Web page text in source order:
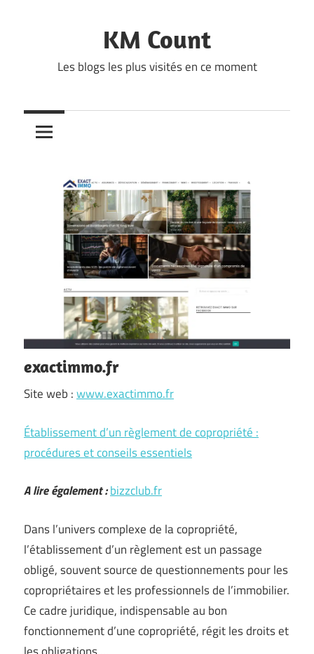
KM Count
Les blogs les plus visités en ce moment
exactimmo.fr
Site web :www.exactimmo.fr
Établissement d’un règlement de copropriété :
procédures et conseils essentiels
A lire également :bizzclub.fr
Dans l’univers complexe de la copropriété,
l’établissement d’un règlement est un passage
obligé, souvent source de questionnements pour les
copropriétaires et les professionnels de l’immobilier.
Ce cadre juridique, indispensable au bon
fonctionnement d’une copropriété, régit les droits et